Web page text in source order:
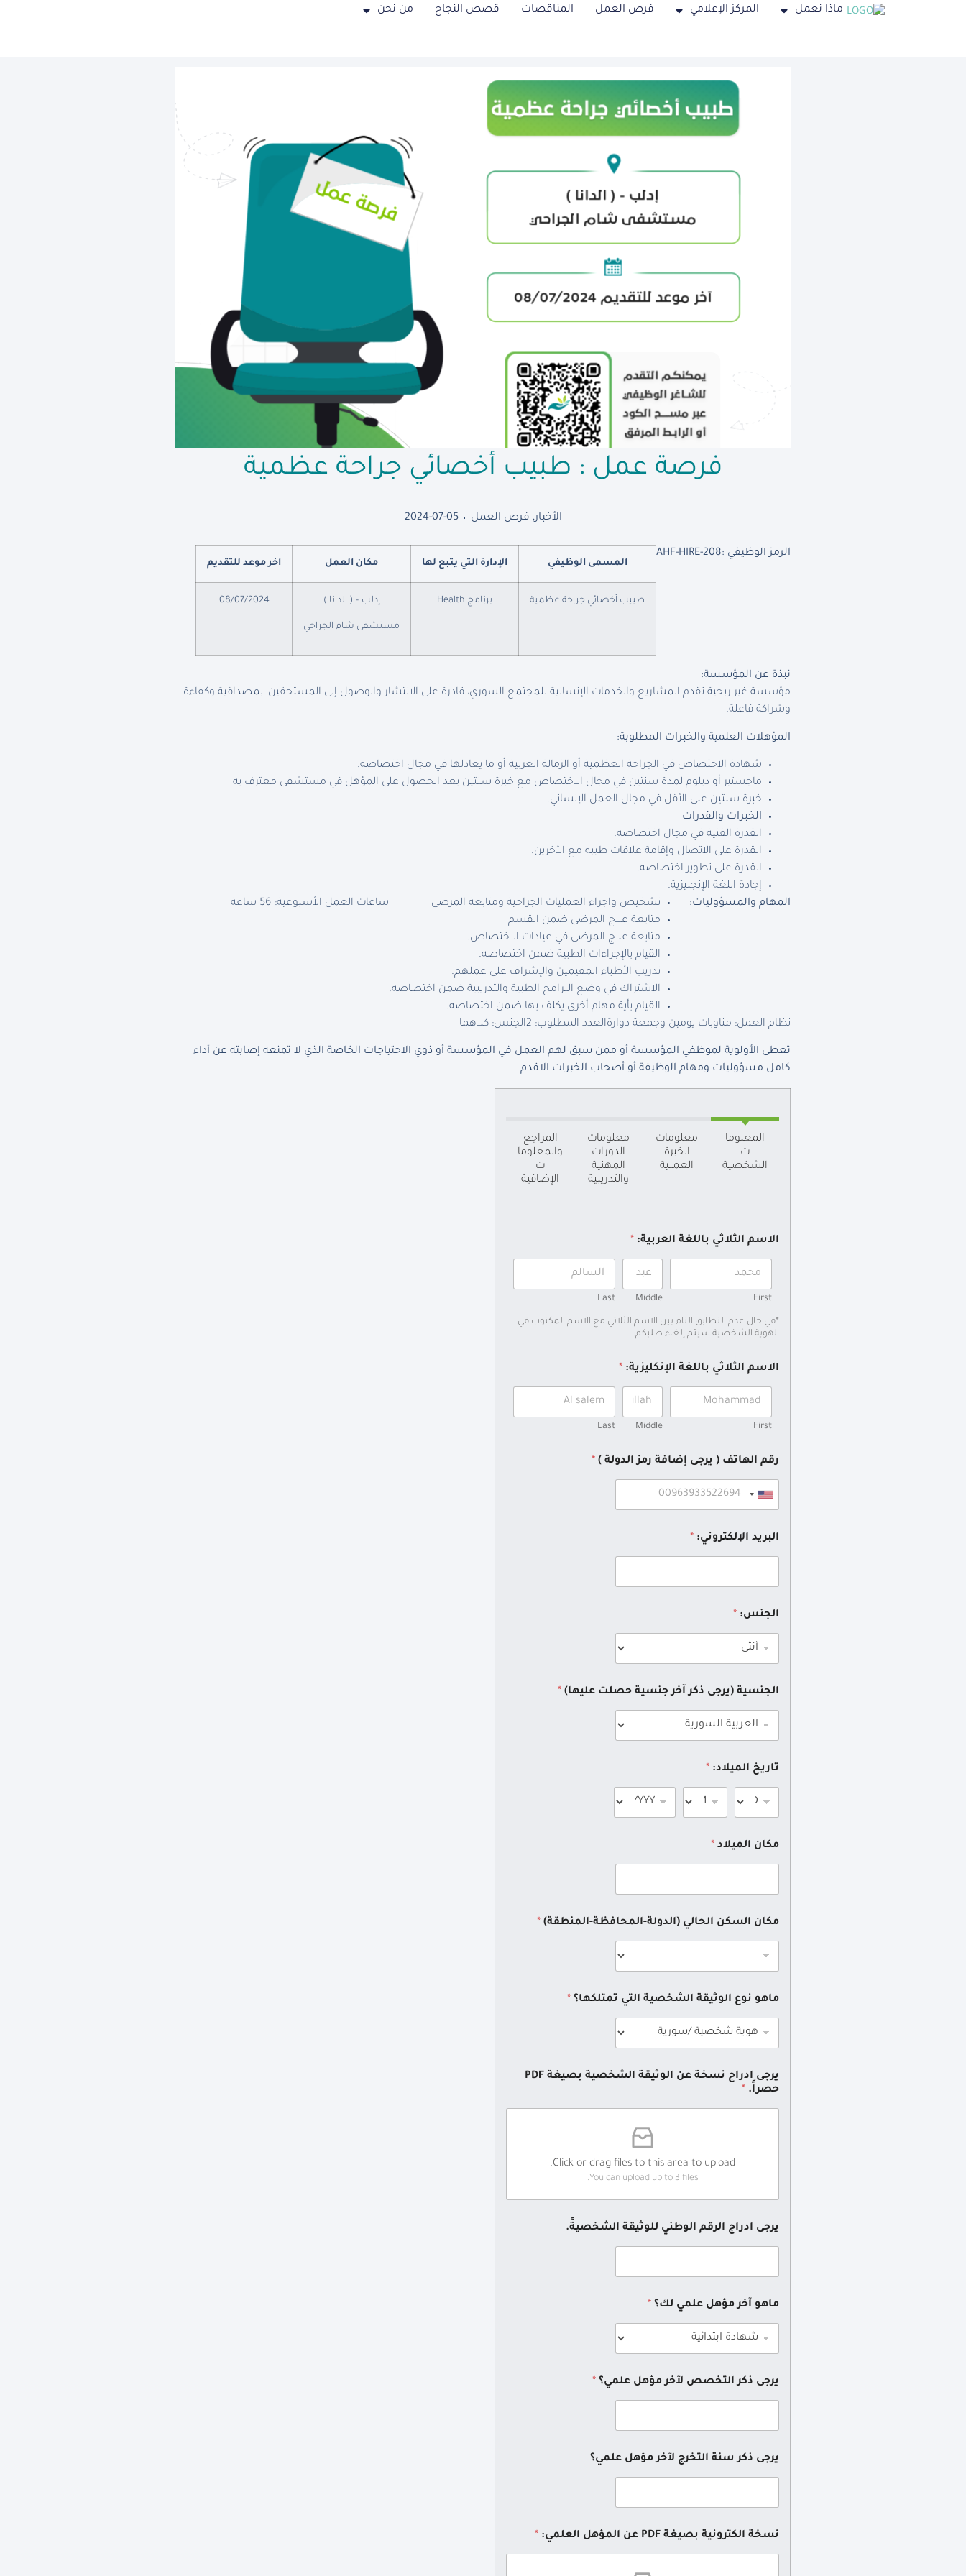
ماذا نعمل المركز الإعلامي فرص العمل المناقصات قصص النجاح من نحن
فرصة عمل : طبيب أخصائي جراحة عظمية
الأخبار, فرص العمل 2024-07-05
الرمز الوظيفي :AHF-HIRE-208
المسمى الوظيفي الإدارة التي يتبع لها مكان العمل اخر موعد للتقديم
طبيب أخصائي جراحة عظمية برنامج Health إدلب – ( الدانا )
مستشفى شام الجراحي
08/07/2024
نبذة عن المؤسسة:
مؤسسة غير ربحية تقدم المشاريع والخدمات الإنسانية للمجتمع السوري، قادرة على الانتشار والوصول إلى المستحقين، بمصداقية وكفاءة
وشراكة فاعلة.
المؤهلات العلمية والخبرات المطلوبة:
شهادة الاختصاص في الجراحة العظمية أو الزمالة العربية أو ما يعادلها في مجال اختصاصه.
ماجستير أو دبلوم لمدة سنتين في مجال الاختصاص مع خبرة سنتين بعد الحصول على المؤهل في مستشفى معترف به
خبرة سنتين على الأقل في مجال العمل الإنساني.
الخبرات والقدرات
القدرة الفنية في مجال اختصاصه.
القدرة على الاتصال وإقامة علاقات طيبه مع الآخرين.
القدرة على تطوير اختصاصه.
إجادة اللغة الإنجليزية.
المهام والمسؤوليات:
تشخيص واجراء العمليات الجراحية ومتابعة المرضى
متابعة علاج المرضى ضمن القسم
متابعة علاج المرضى في عيادات الاختصاص.
القيام بالإجراءات الطبية ضمن اختصاصه.
تدريب الأطباء المقيمين والإشراف على عملهم.
الاشتراك في وضع البرامج الطبية والتدريبية ضمن اختصاصه.
القيام بأية مهام أخرى يكلف بها ضمن اختصاصه.
ساعات العمل الأسبوعية: 56 ساعة
نظام العمل: مناوبات يومين وجمعة دوارةالعدد المطلوب: 2 الجنس: كلاهما
تعطى الأولوية لموظفي المؤسسة أو ممن سبق لهم العمل في المؤسسة أو ذوي الاحتياجات الخاصة الذي لا تمنعه إصابته عن أداء
كامل مسؤوليات ومهام الوظيفة أو أصحاب الخبرات الاقدم
المعلوما
ت
الشخصية
معلومات
الخبرة
العملية
معلومات
الدورات
المهنية
والتدريبية
المراجع
والمعلوما
ت
الإضافية
الاسم الثلاثي باللغة العربية: *
First
Middle
Last
*في حال عدم التطابق التام بين الاسم الثلاثي مع الاسم المكتوب في
الهوية الشخصية سيتم إلغاء طلبكم.
الاسم الثلاثي باللغة الإنكليزية: *
First
Middle
Last
رقم الهاتف ( يرجى إضافة رمز الدولة ) *
البريد الإلكتروني: *
الجنس: *
الجنسية (يرجى ذكر آخر جنسية حصلت عليها) *
تاريخ الميلاد: *
مكان الميلاد *
مكان السكن الحالي (الدولة-المحافظة-المنطقة) *
ماهو نوع الوثيقة الشخصية التي تمتلكها؟ *
يرجى ادراج نسخة عن الوثيقة الشخصية بصيغة PDF
حصراً. *
Click or drag files to this area to upload.
You can upload up to 3 files.
يرجى ادراج الرقم الوطني للوثيقة الشخصيةً.
ماهو آخر مؤهل علمي لك؟ *
يرجى ذكر التخصص لآخر مؤهل علمي؟ *
يرجى ذكر سنة التخرج لآخر مؤهل علمي؟
نسخة الكترونية بصيغة PDF عن المؤهل العلمي: *